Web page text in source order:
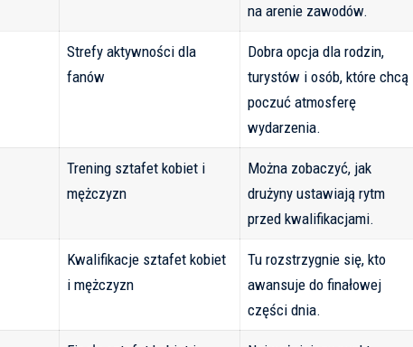
na arenie zawodów.
Strefy aktywności dla
fanów
Dobra opcja dla rodzin,
turystów i osób, które chcą
poczuć atmosferę
wydarzenia.
Trening sztafet kobiet i
mężczyzn
Można zobaczyć, jak
drużyny ustawiają rytm
przed kwalifikacjami.
Kwalifikacje sztafet kobiet
i mężczyzn
Tu rozstrzygnie się, kto
awansuje do finałowej
części dnia.